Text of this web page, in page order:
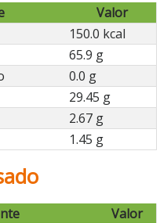
Valor
150.0 kcal
65.9 g
0.0 g
29.45 g
2.67 g
1.45 g
Valor